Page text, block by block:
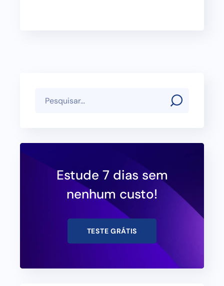
Estude 7 dias sem
nenhum custo!
TESTE GRÁTIS